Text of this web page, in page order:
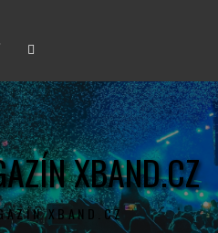
Twitter
XBAND.CZ
XBAND.CZ